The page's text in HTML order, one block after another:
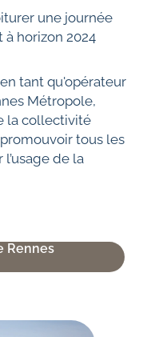
une journée
à horizon 2024
tant qu'opérateur
Métropole,
la collectivité
tous les
de la
Rennes